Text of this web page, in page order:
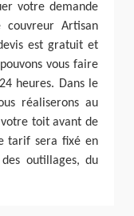
votre demande
Artisan
est gratuit et
vous faire
heures. Dans le
réaliserons au
toit avant de
tarif sera fixé en
outillages, du